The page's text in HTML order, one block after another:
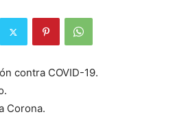
contra COVID-19.
Corona.